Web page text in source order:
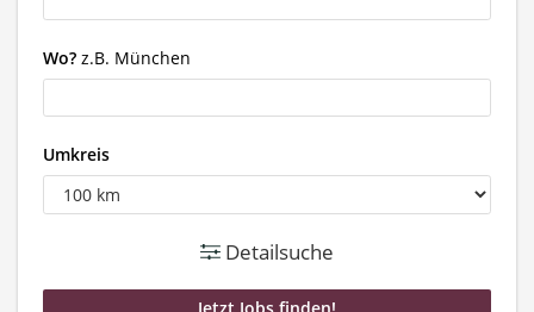
Wo? z.B. München
Umkreis
Detailsuche